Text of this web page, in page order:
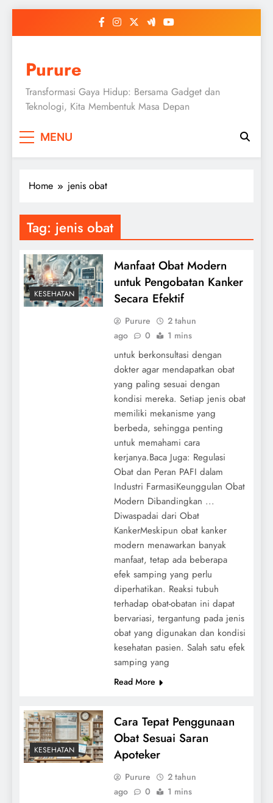
Purure
Transformasi Gaya Hidup: Bersama Gadget dan
Teknologi, Kita Membentuk Masa Depan
MENU
Home jenis obat
Tag: jenis obat
KESEHATAN
Manfaat Obat Modern
untuk Pengobatan Kanker
Secara Efektif
Purure
2 tahun
ago
0 1 mins
untuk berkonsultasi dengan
dokter agar mendapatkan obat
yang paling sesuai dengan
kondisi mereka. Setiap jenis obat
memiliki mekanisme yang
berbeda, sehingga penting
untuk memahami cara
kerjanya.Baca Juga: Regulasi
Obat dan Peran PAFI dalam
Industri FarmasiKeunggulan Obat
Modern Dibandingkan ...
Diwaspadai dari Obat
KankerMeskipun obat kanker
modern menawarkan banyak
manfaat, tetap ada beberapa
efek samping yang perlu
diperhatikan. Reaksi tubuh
terhadap obat-obatan ini dapat
bervariasi, tergantung pada jenis
obat yang digunakan dan kondisi
kesehatan pasien. Salah satu efek
samping yang
Read More
KESEHATAN
Cara Tepat Penggunaan
Obat Sesuai Saran
Apoteker
Purure
2 tahun
ago
0 1 mins